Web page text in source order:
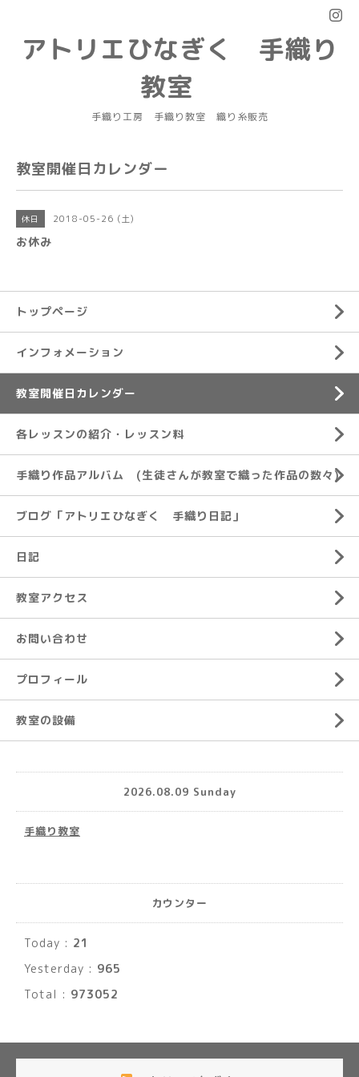
アトリエひなぎく 手織り
教室
手織り工房 手織り教室 織り糸販売
教室開催日カレンダー
休日 2018-05-26 (土)
お休み
トップページ
インフォメーション
教室開催日カレンダー
各レッスンの紹介・レッスン料
手織り作品アルバム (生徒さんが教室で織った作品の数々)
ブログ「アトリエひなぎく 手織り日記」
日記
教室アクセス
お問い合わせ
プロフィール
教室の設備
2026.08.09 Sunday
手織り教室
カウンター
Today : 21
Yesterday : 965
Total : 973052